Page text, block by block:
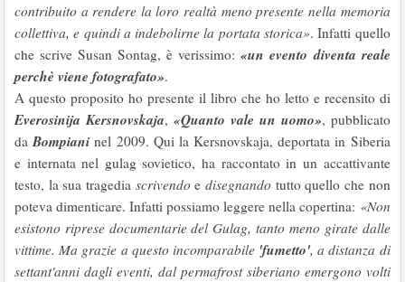
contribuito a rendere la loro realtà meno presente nella memoria
collettiva, e quindi a indebolirne la portata storica». Infatti quello
che scrive Susan Sontag, è verissimo:«un evento diventa reale
perchè viene fotografato».
A questo proposito ho presente il libro che ho letto e recensito di
Everosinija Kersnovskaja, «Quanto vale un uomo», pubblicato
daBompiani nel 2009. Qui la Kersnovskaja, deportata in Siberia
e internata nel gulag sovietico, ha raccontato in un accattivante
testo, la sua tragedia scrivendo e disegnando tutto quello che non
poteva dimenticare. Infatti possiamo leggere nella copertina: «Non
esistono riprese documentarie del Gulag, tanto meno girate dalle
vittime. Ma grazie a questo incomparabile 'fumetto', a distanza di
settant'anni dagli eventi, dal permafrost siberiano emergono volti